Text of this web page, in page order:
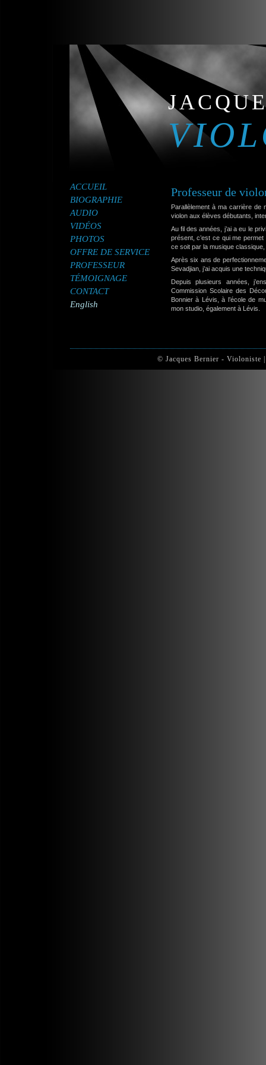
ACCUEIL
BIOGRAPHIE
AUDIO
VIDÉOS
PHOTOS
OFFRE DE SERVICE
PROFESSEUR
TÉMOIGNAGE
CONTACT
English
Professeur de
Parallèlement à ma carrière de
violon aux élèves débutants,
Au fil des années, j’ai a eu le
présent, c’est ce qui me
ce soit par la musique
Après six ans de
Sevadjian, j’ai acquis une
Depuis plusieurs années,
Commission Scolaire des
Bonnier à Lévis, à l’école de
mon studio, également à Lévis.
© Jacques Bernier - Violoniste